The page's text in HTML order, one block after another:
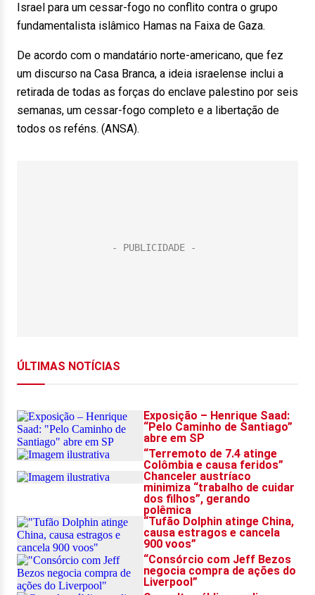
Israel para um cessar-fogo no conflito contra o grupo
fundamentalista islâmico Hamas na Faixa de Gaza.
De acordo com o mandatário norte-americano, que fez
um discurso na Casa Branca, a ideia israelense inclui a
retirada de todas as forças do enclave palestino por seis
semanas, um cessar-fogo completo e a libertação de
todos os reféns. (ANSA).